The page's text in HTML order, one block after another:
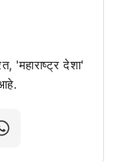
'महाराष्ट्र देशा'